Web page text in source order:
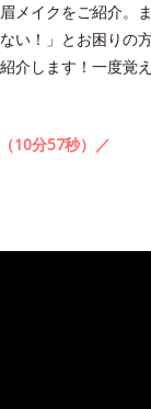
メイクをご紹介。
い！」とお困りの
介します！一度覚
10分57秒）／